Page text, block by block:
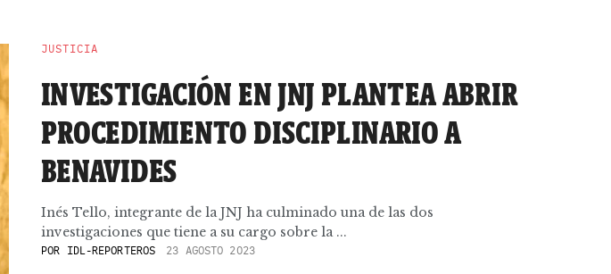
JUSTICIA
INVESTIGACIÓN EN JNJ PLANTEA ABRIR
PROCEDIMIENTO DISCIPLINARIO A
BENAVIDES
Inés Tello, integrante de la JNJ ha culminado una de las dos
investigaciones que tiene a su cargo sobre la ...
POR IDL-REPORTEROS 23 AGOSTO 2023